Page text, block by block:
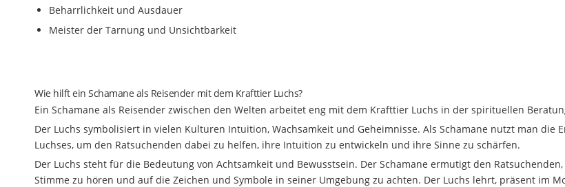
Beharrlichkeit und Ausdauer
Meister der Tarnung und Unsichtbarkeit
Wie hilft ein Schamane als Reisender mit dem Krafttier Luchs?
Ein Schamane als Reisender zwischen den Welten arbeitet eng mit dem Krafttier Luchs in der spirituellen
Der Luchs symbolisiert in vielen Kulturen Intuition, Wachsamkeit und Geheimnisse. Als Schamane nutzt man die
Luchses, um den Ratsuchenden dabei zu helfen, ihre Intuition zu entwickeln und ihre Sinne zu schärfen.
Der Luchs steht für die Bedeutung von Achtsamkeit und Bewusstsein. Der Schamane ermutigt den
Stimme zu hören und auf die Zeichen und Symbole in seiner Umgebung zu achten. Der Luchs lehrt, präsent im